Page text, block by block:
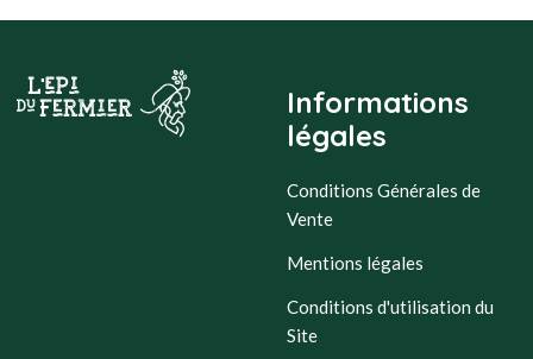
Informations
légales
Conditions Générales de
Vente
Mentions légales
Conditions d'utilisation du
Site